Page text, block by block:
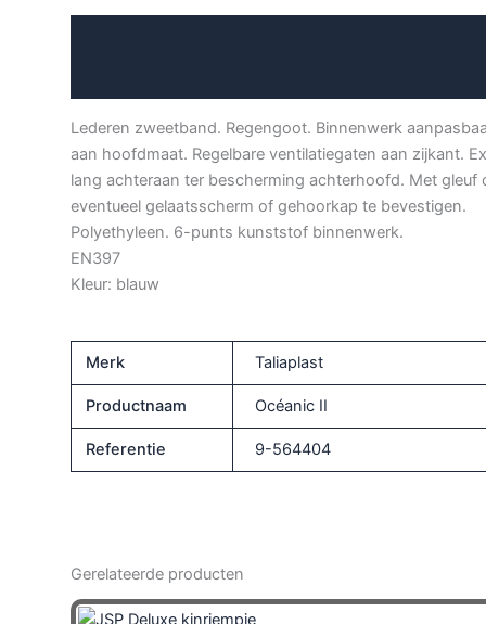
blauw
Lederen zweetband. Regengoot. Binnenwerk
aan hoofdmaat. Regelbare ventilatiegaten aan zijkant.
lang achteraan ter bescherming achterhoofd. Met gleuf
eventueel gelaatsscherm of gehoorkap te bevestigen.
Polyethyleen. 6-punts kunststof binnenwerk.
EN397
Kleur: blauw
Merk Taliaplast
Productnaam Océanic II
Referentie 9-564404
Gerelateerde producten